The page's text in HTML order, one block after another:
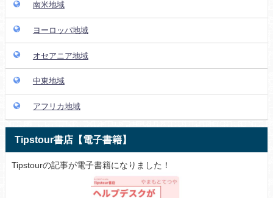
南米地域
ヨーロッパ地域
オセアニア地域
中東地域
アフリカ地域
Tipstour書店【電子書籍】
Tipstourの記事が電子書籍になりました！